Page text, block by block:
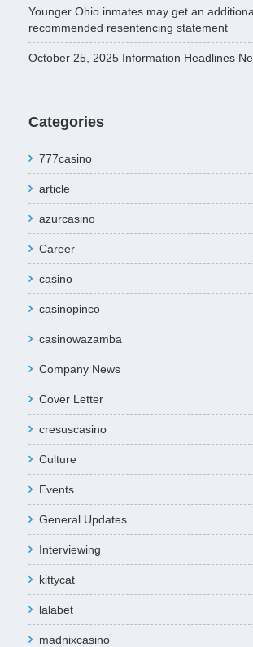
Younger Ohio inmates may get an
recommended resentencing statement
October 25, 2025 Information Headlines
Categories
777casino
article
azurcasino
Career
casino
casinopinco
casinowazamba
Company News
Cover Letter
cresuscasino
Culture
Events
General Updates
Interviewing
kittycat
lalabet
madnixcasino